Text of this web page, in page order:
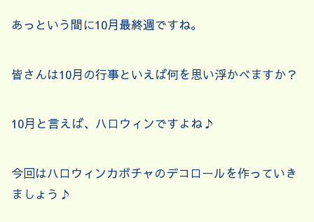
あっという間に10月最終週ですね。
皆さんは10月の行事といえば何を思い浮かべますか？
10月と言えば、ハロウィンですよね♪
今回はハロウィンカボチャのデコロールを作っていき
ましょう♪